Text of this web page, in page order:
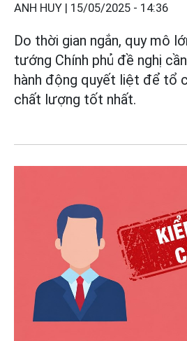
ANH HUY | 15/05/2025 - 14:36
Do thời gian ngắn, quy mô
tướng Chính phủ đề nghị
hành động quyết liệt để tổ
chất lượng tốt nhất.